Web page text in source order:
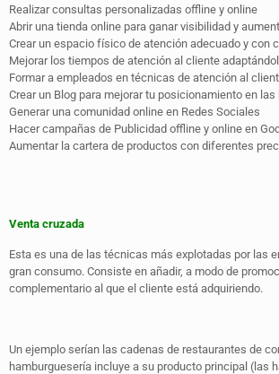
Realizar consultas personalizadas offline y online
Abrir una tienda online para ganar visibilidad y
Crear un espacio físico de atención adecuado y con
Mejorar los tiempos de atención al cliente
Formar a empleados en técnicas de atención al
Crear un Blog para mejorar tu posicionamiento en
Generar una comunidad online en Redes Sociales
Hacer campañas de Publicidad offline y online en
Aumentar la cartera de productos con diferentes
Venta cruzada
Esta es una de las técnicas más explotadas por las
gran consumo. Consiste en añadir, a modo de
complementario al que el cliente está adquiriendo.
Un ejemplo serían las cadenas de restaurantes de
hamburguesería incluye a su producto principal (las